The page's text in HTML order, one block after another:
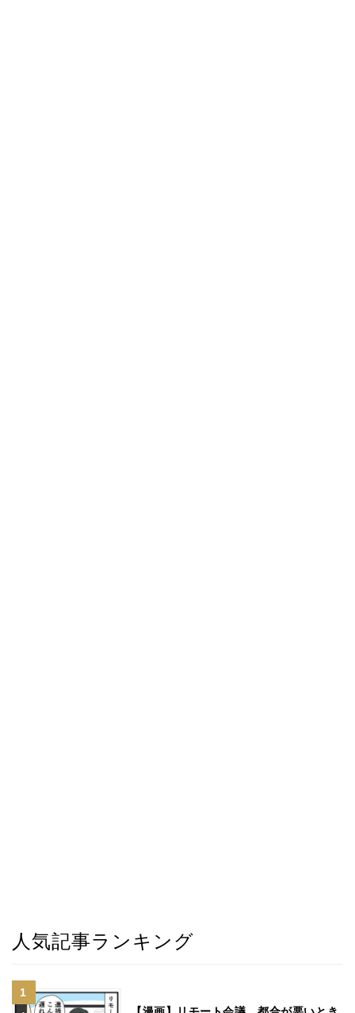
人気記事ランキング